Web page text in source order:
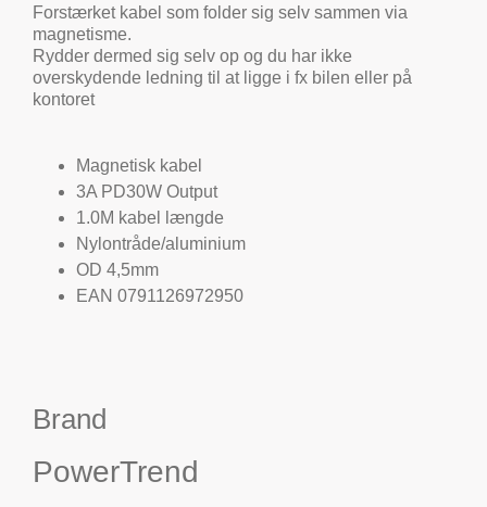
Forstærket kabel som folder sig selv sammen via
magnetisme.
Rydder dermed sig selv op og du har ikke
overskydende ledning til at ligge i fx bilen eller på
kontoret
Magnetisk kabel
3A PD30W Output
1.0M kabel længde
Nylontråde/aluminium
OD 4,5mm
EAN 0791126972950
Brand
PowerTrend